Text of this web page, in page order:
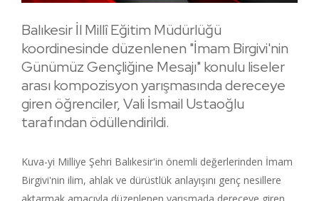
Balıkesir İl Millî Eğitim Müdürlüğü
koordinesinde düzenlenen "İmam Birgivi'nin
Günümüz Gençliğine Mesajı" konulu liseler
arası kompozisyon yarışmasında dereceye
giren öğrenciler, Vali İsmail Ustaoğlu
tarafından ödüllendirildi.
Kuva-yi Milliye Şehri Balıkesir'in önemli değerlerinden İmam
Birgivi'nin ilim, ahlak ve dürüstlük anlayışını genç nesillere